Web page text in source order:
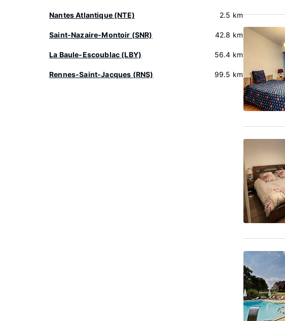
Nantes Atlantique (NTE) 2.5 km
Saint-Nazaire-Montoir (SNR) 42.8 km
La Baule-Escoublac (LBY) 56.4 km
Rennes-Saint-Jacques (RNS) 99.5 km